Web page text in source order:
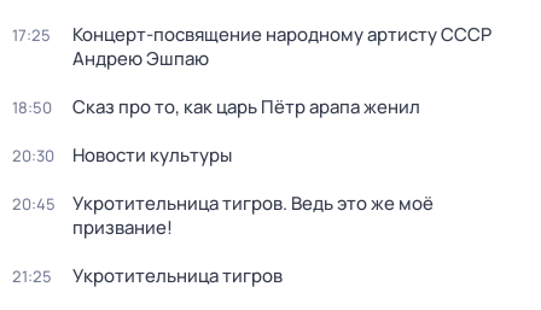
17:25
Концерт-посвящение народному артисту СССР
Андрею Эшпаю
18:50 Сказ про то, как царь Пётр арапа женил
20:30 Новости культуры
20:45
Укротительница тигров. Ведь это же моё
призвание!
21:25 Укротительница тигров